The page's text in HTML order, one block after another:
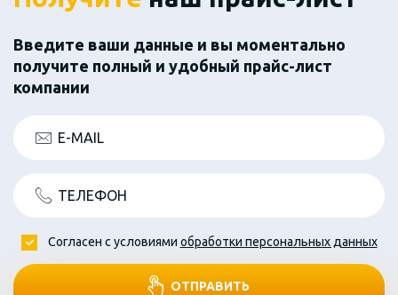
Введите ваши данные и вы моментально
получите полный и удобный прайс-лист
компании
E-MAIL
ТЕЛЕФОН
ОТПРАВИТЬ
Согласен с условиями обработки персональных данных